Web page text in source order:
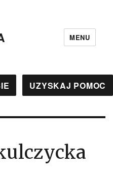
MENU
UZYSKAJ POMOC